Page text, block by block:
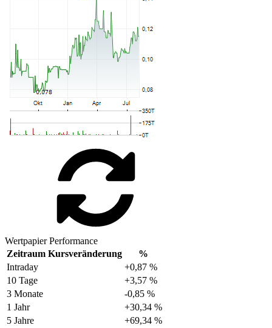
Wertpapier Performance
Zeitraum Kursveränderung
%
Intraday
+0,87 %
10 Tage
+3,57 %
3 Monate
-0,85 %
1 Jahr
+30,34 %
5 Jahre
+69,34 %